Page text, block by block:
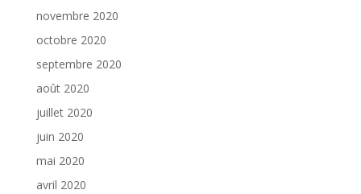
novembre 2020
octobre 2020
septembre 2020
août 2020
juillet 2020
juin 2020
mai 2020
avril 2020